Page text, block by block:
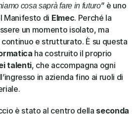
cosa saprà fare in futuro” è uno
Manifesto di Elmec. Perché la
un momento isolato, ma
e strutturato. È su questa
talenti, che accompagna ogni
in azienda fino ai ruoli di
è stato al centro della seconda